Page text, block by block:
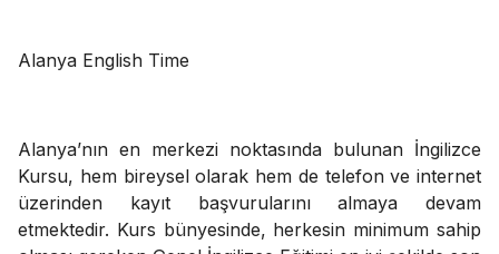
Alanya English Time
Alanya’nın en merkezi noktasında bulunan İngilizce
Kursu, hem bireysel olarak hem de telefon ve internet
üzerinden kayıt başvurularını almaya devam
etmektedir. Kurs bünyesinde, herkesin minimum sahip